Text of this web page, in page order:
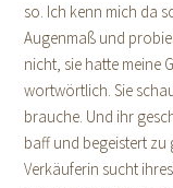
so. Ich kenn mich da
Augenmaß und
nicht, sie hatte meine
wortwörtlich. Sie
brauche. Und ihr
baff und begeistert zu
Verkäuferin sucht